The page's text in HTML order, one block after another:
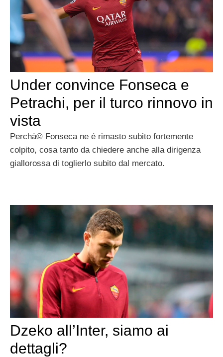
Under convince Fonseca e
Petrachi, per il turco rinnovo in
vista
Perchà© Fonseca ne é rimasto subito fortemente
colpito, cosa tanto da chiedere anche alla dirigenza
giallorossa di toglierlo subito dal mercato.
Dzeko all’Inter, siamo ai
dettagli?